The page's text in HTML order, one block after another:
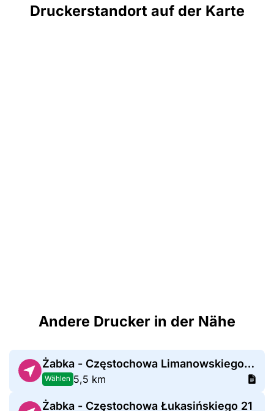
Druckerstandort auf der Karte
Andere Drucker in der Nähe
Żabka - Częstochowa Limanowskiego 67
Wählen 5,5 km
Żabka - Częstochowa Łukasińskiego 21